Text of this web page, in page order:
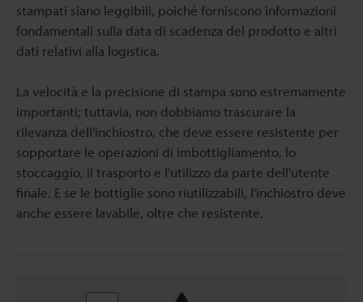
stampati siano leggibili, poiché forniscono informazioni
fondamentali sulla data di scadenza del prodotto e altri
dati relativi alla logistica.
La velocità e la precisione di stampa sono estremamente
importanti; tuttavia, non dobbiamo trascurare la
rilevanza dell'inchiostro, che deve essere resistente per
sopportare le operazioni di imbottigliamento, lo
stoccaggio, il trasporto e l'utilizzo da parte dell'utente
finale. E se le bottiglie sono riutilizzabili, l'inchiostro deve
anche essere lavabile, oltre che resistente.